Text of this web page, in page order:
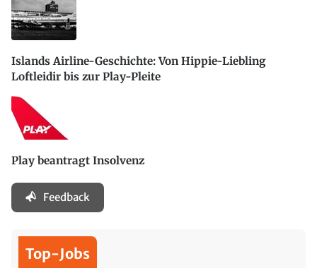
Islands Airline-Geschichte: Von Hippie-Liebling
Loftleidir bis zur Play-Pleite
Play beantragt Insolvenz
Feedback
Top-Jobs